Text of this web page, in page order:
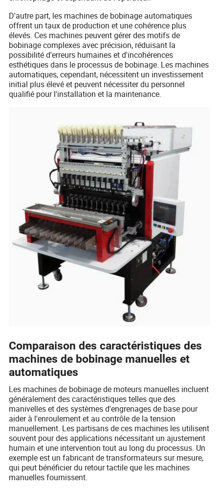
D'autre part, les machines de bobinage automatiques
offrent un taux de production et une cohérence plus
élevés. Ces machines peuvent gérer des motifs de
bobinage complexes avec précision, réduisant la
possibilité d'erreurs humaines et d'incohérences
esthétiques dans le processus de bobinage. Les machines
automatiques, cependant, nécessitent un investissement
initial plus élevé et peuvent nécessiter du personnel
qualifié pour l'installation et la maintenance.
Comparaison des caractéristiques des
machines de bobinage manuelles et
automatiques
Les machines de bobinage de moteurs manuelles incluent
généralement des caractéristiques telles que des
manivelles et des systèmes d'engrenages de base pour
aider à l'enroulement et au contrôle de la tension
manuellement. Les partisans de ces machines les utilisent
souvent pour des applications nécessitant un ajustement
humain et une intervention tout au long du processus. Un
exemple est un fabricant de transformateurs sur mesure,
qui peut bénéficier du retour tactile que les machines
manuelles fournissent.